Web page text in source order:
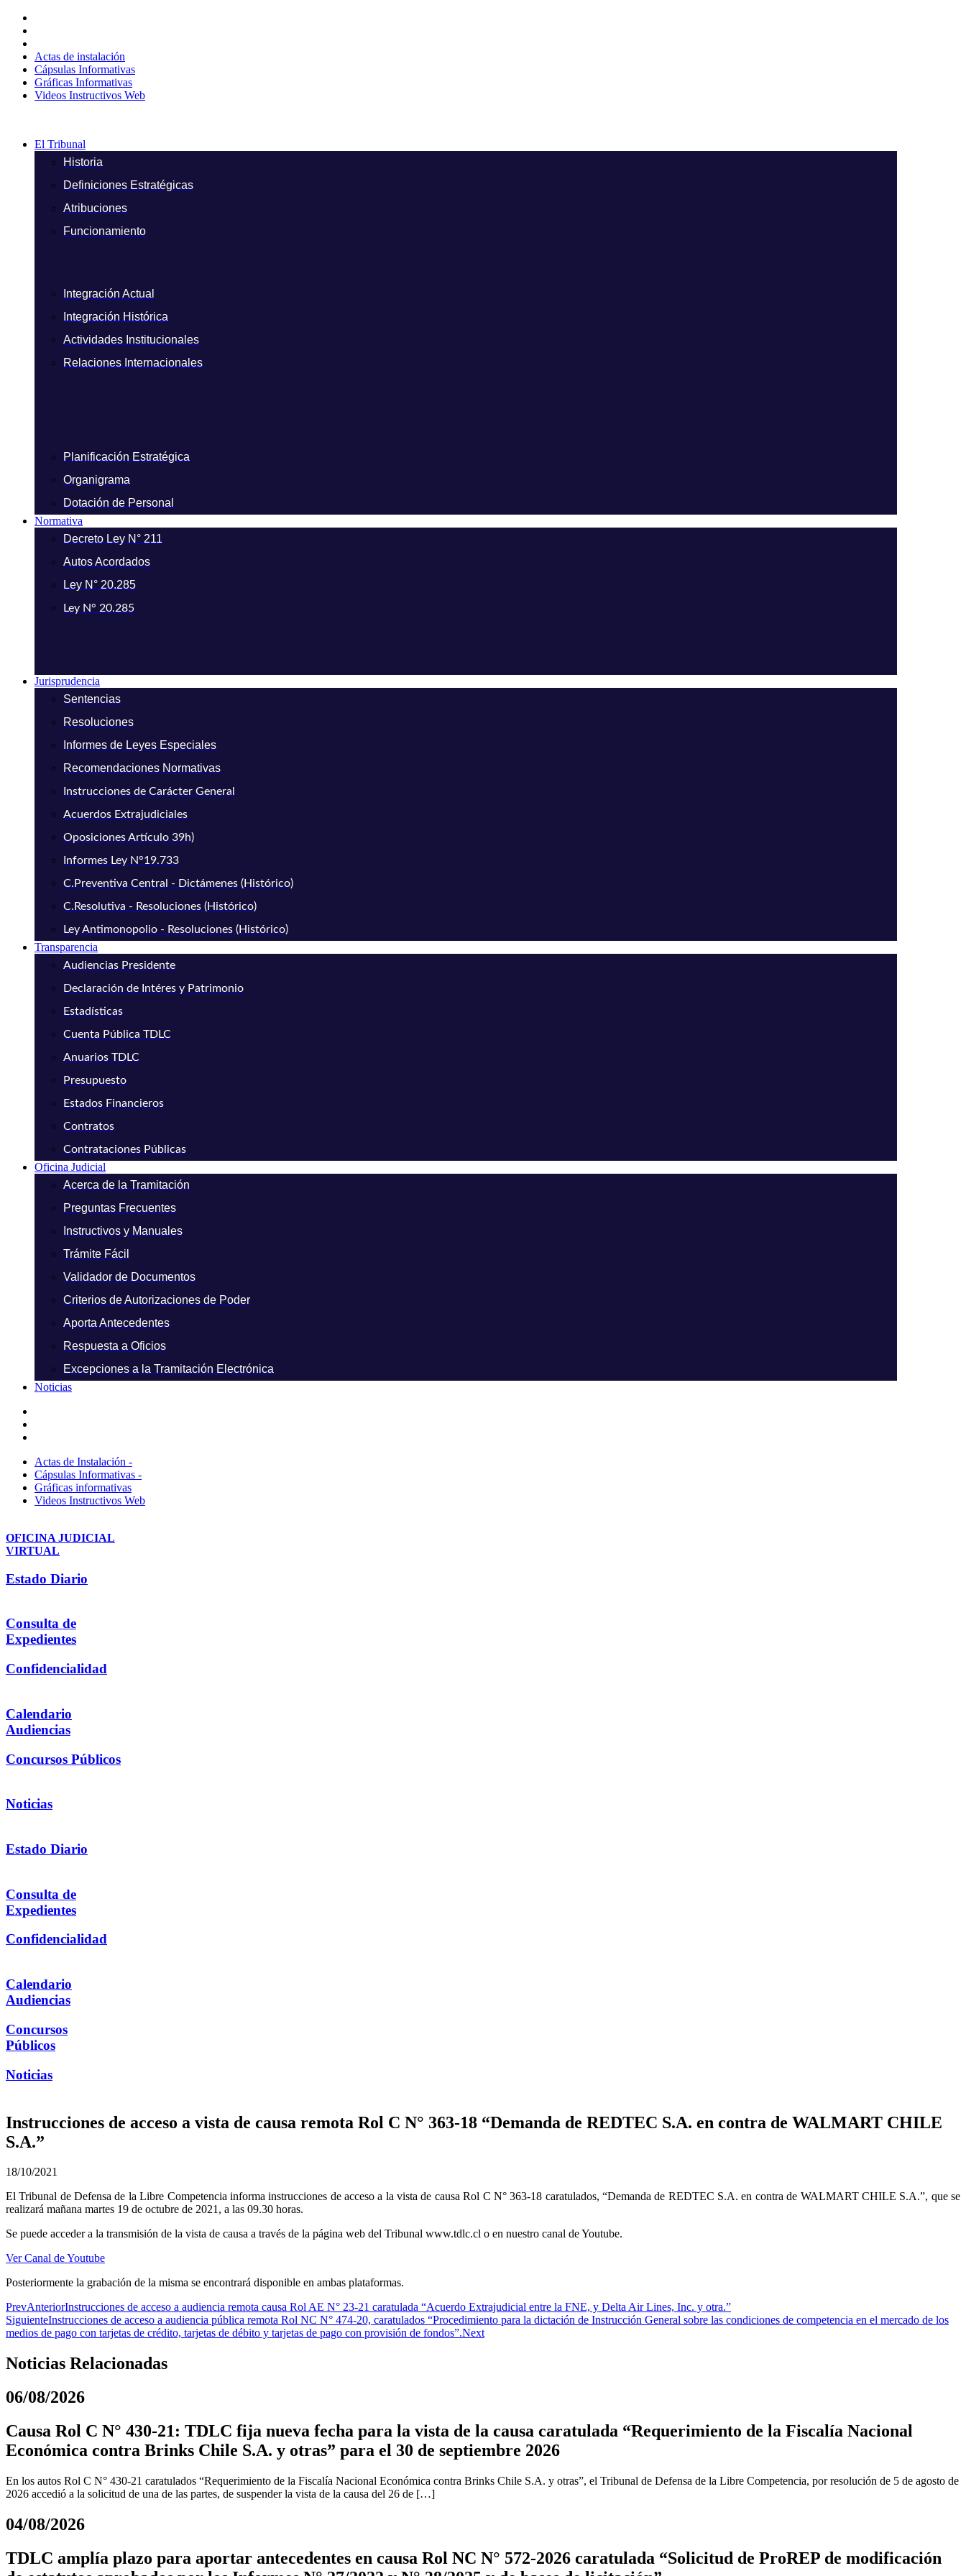
contenido
Actas de instalación
Cápsulas Informativas
Gráficas Informativas
Videos Instructivos Web
El Tribunal
Historia
Definiciones Estratégicas
Atribuciones
Funcionamiento
Integración Actual
Integración Histórica
Actividades Institucionales
Relaciones Internacionales
Planificación Estratégica
Organigrama
Dotación de Personal
Normativa
Decreto Ley N° 211
Autos Acordados
Ley N° 20.285
Ley N° 20.285
Jurisprudencia
Sentencias
Resoluciones
Informes de Leyes Especiales
Recomendaciones Normativas
Instrucciones de Carácter General
Acuerdos Extrajudiciales
Oposiciones Artículo 39h)
Informes Ley N°19.733
C.Preventiva Central - Dictámenes (Histórico)
C.Resolutiva - Resoluciones (Histórico)
Ley Antimonopolio - Resoluciones (Histórico)
Transparencia
Audiencias Presidente
Declaración de Intéres y Patrimonio
Estadísticas
Cuenta Pública TDLC
Anuarios TDLC
Presupuesto
Estados Financieros
Contratos
Contrataciones Públicas
Oficina Judicial
Acerca de la Tramitación
Preguntas Frecuentes
Instructivos y Manuales
Trámite Fácil
Validador de Documentos
Criterios de Autorizaciones de Poder
Aporta Antecedentes
Respuesta a Oficios
Excepciones a la Tramitación Electrónica
Noticias
Actas de Instalación -
Cápsulas Informativas -
Gráficas informativas
Videos Instructivos Web
OFICINA JUDICIAL
VIRTUAL
Estado Diario
Consulta de
Expedientes
Confidencialidad
Calendario
Audiencias
Concursos Públicos
Noticias
Estado Diario
Consulta de
Expedientes
Confidencialidad
Calendario
Audiencias
Concursos
Públicos
Noticias
Instrucciones de acceso a vista de causa remota Rol C N° 363-18 “Demanda de REDTEC S.A. en contra de WALMART CHILE
S.A.”
18/10/2021
El Tribunal de Defensa de la Libre Competencia informa instrucciones de acceso a la vista de causa Rol C N° 363-18 caratulados, “Demanda de REDTEC S.A. en contra de WALMART CHILE S.A.”, que se
realizará mañana martes 19 de octubre de 2021, a las 09.30 horas.
Se puede acceder a la transmisión de la vista de causa a través de la página web del Tribunal www.tdlc.cl o en nuestro canal de Youtube.
Ver Canal de Youtube
Posteriormente la grabación de la misma se encontrará disponible en ambas plataformas.
PrevAnteriorInstrucciones de acceso a audiencia remota causa Rol AE N° 23-21 caratulada “Acuerdo Extrajudicial entre la FNE, y Delta Air Lines, Inc. y otra.”
SiguienteInstrucciones de acceso a audiencia pública remota Rol NC N° 474-20, caratulados “Procedimiento para la dictación de Instrucción General sobre las condiciones de competencia en el mercado de los
medios de pago con tarjetas de crédito, tarjetas de débito y tarjetas de pago con provisión de fondos”.Next
Noticias Relacionadas
06/08/2026
Causa Rol C N° 430-21: TDLC fija nueva fecha para la vista de la causa caratulada “Requerimiento de la Fiscalía Nacional
Económica contra Brinks Chile S.A. y otras” para el 30 de septiembre 2026
En los autos Rol C N° 430-21 caratulados “Requerimiento de la Fiscalía Nacional Económica contra Brinks Chile S.A. y otras”, el Tribunal de Defensa de la Libre Competencia, por resolución de 5 de agosto de
2026 accedió a la solicitud de una de las partes, de suspender la vista de la causa del 26 de […]
04/08/2026
TDLC amplía plazo para aportar antecedentes en causa Rol NC N° 572-2026 caratulada “Solicitud de ProREP de modificación